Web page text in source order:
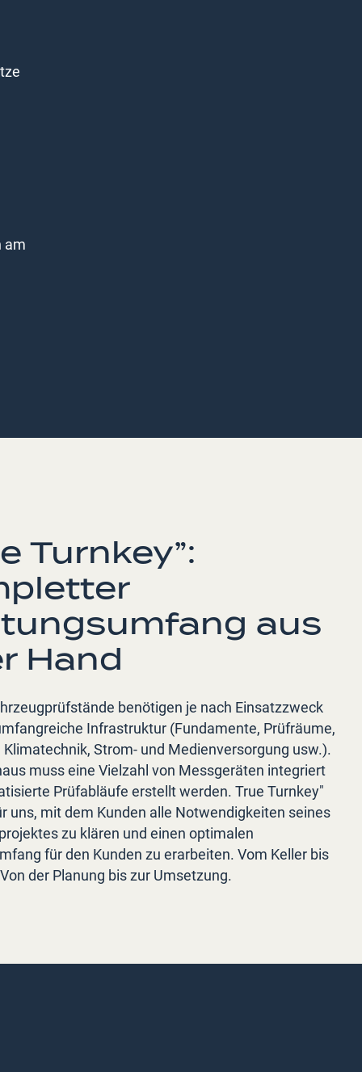
am
Turnkey”:
aus
Hand
benötigen je nach Einsatzzweck
Infrastruktur (Fundamente, Prüfräume,
Klimatechnik, Strom- und Medienversorgung usw.).
muss eine Vielzahl von Messgeräten integriert
Prüfabläufe erstellt werden. True Turnkey"
uns, mit dem Kunden alle Notwendigkeiten seines
zu klären und einen optimalen
für den Kunden zu erarbeiten. Vom Keller bis
der Planung bis zur Umsetzung.